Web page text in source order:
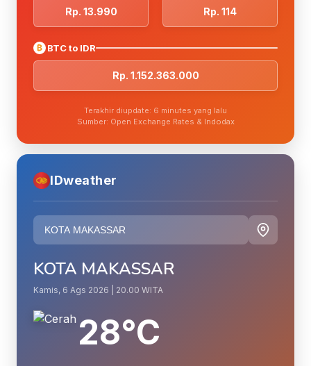
Rp. 13.990 Rp. 114
₿ BTC to IDR
Rp. 1.152.363.000
Terakhir diupdate: 6 minutes yang lalu
Sumber: Open Exchange Rates & Indodax
IDweather
KOTA MAKASSAR
Kamis, 6 Ags 2026 | 20.00 WITA
28°C